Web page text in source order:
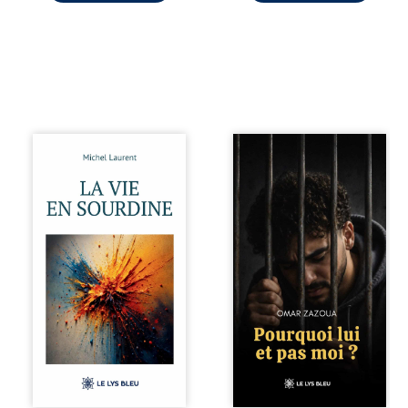
Nina et Pierre se
très jeunes,
presque par
hasard, et se sont
aimés simplement,
persuadés que la
présence de
l’autre suffirait. Ils
mènent une
existence
modeste, rythmée
par le travail, la
fatigue et les
silences. La mort
de la mère de
Pourquoi lui et pas
moi ? raconte le
parcours de
l’auteur marqué
par les mauvais
choix, la chute et
l’épreuve de
l’enfermement.
Mais il dévoile
également les
espoirs qui lui ont
permis de ne pas
renoncer. Au-delà
d’une histoire
témoignage